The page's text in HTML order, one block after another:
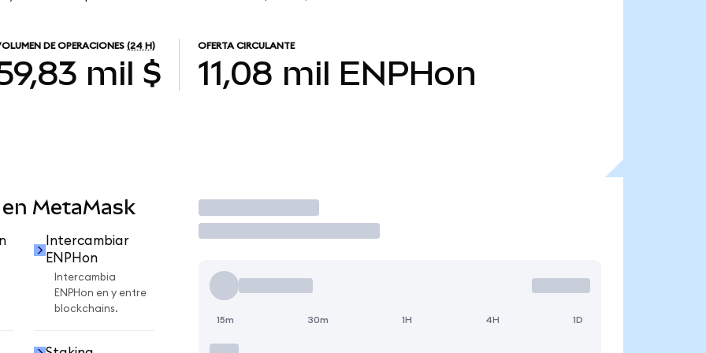
DE OPERACIONES (24 H)
mil $
OFERTA CIRCULANTE
11,08 mil ENPHon
MetaMask
Intercambiar
ENPHon
Intercambia
ENPHon en y entre
blockchains.
Operar
15m 30m 1H 4H 1D